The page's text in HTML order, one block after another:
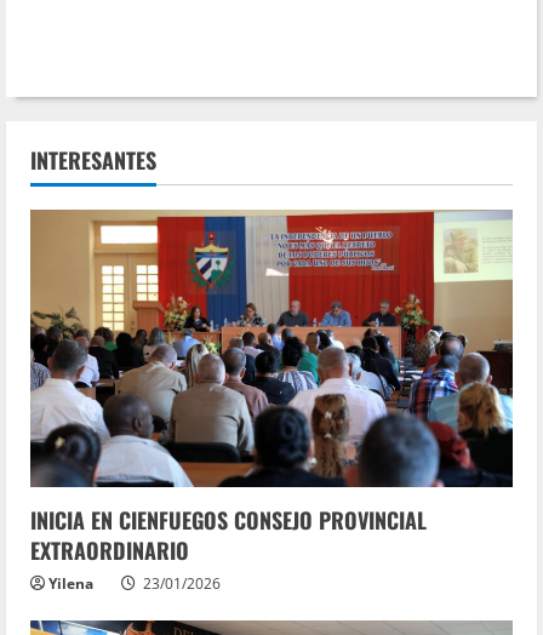
INTERESANTES
INICIA EN CIENFUEGOS CONSEJO PROVINCIAL
EXTRAORDINARIO
Yilena 23/01/2026